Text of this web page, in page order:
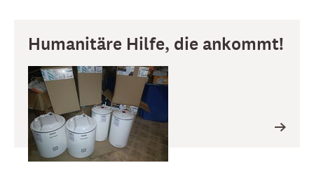
Humanitäre Hilfe, die ankommt!